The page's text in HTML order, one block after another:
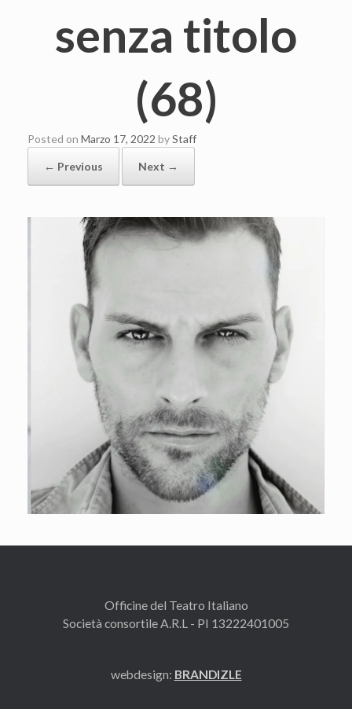
senza titolo
(68)
Posted on Marzo 17, 2022 byStaff
← Previous Next →
Officine del Teatro Italiano
Società consortile A.R.L - PI 13222401005
webdesign: BRANDIZLE